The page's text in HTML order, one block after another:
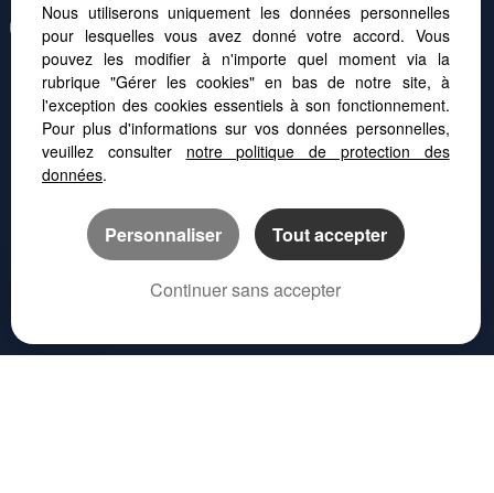
Afin de vous offrir un confort de lecture permanent, depuis votre PC, votre
tablette ou votre smartphone, notre site s'adapte automatiquement aux
différents types d'écrans
Logiciel transaction
Site internet immobilier
Référencement site immobilier
Montpellier (34000)
Castelnau Le Lez (34170)
Lattes (34970)
Nous utiliserons uniquement les données personnelles
pour lesquelles vous avez donné votre accord. Vous
pouvez les modifier à n'importe quel moment via la
rubrique "Gérer les cookies" en bas de notre site, à
l'exception des cookies essentiels à son fonctionnement.
Pour plus d'informations sur vos données personnelles,
veuillez consulter notre politique de protection des
données.
Personnaliser Tout accepter
Continuer sans accepter